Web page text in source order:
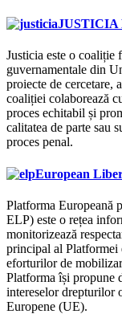
JUSTICIA
Justicia este o
guvernamentale din
proiecte de cercetare,
coaliției colaborează
proces echitabil și
calitatea de parte sau
proces penal.
European
Platforma Europeană
ELP) este o rețea
monitorizează
principal al Platformei
eforturilor de
Platforma își propune
intereselor drepturilor
Europene (UE).